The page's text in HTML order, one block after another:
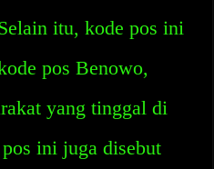
itu, kode pos ini
pos Benowo,
yang tinggal di
ini juga disebut